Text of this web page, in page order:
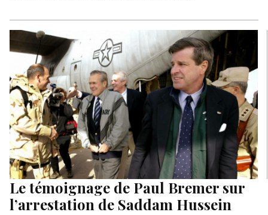
Le témoignage de Paul Bremer sur
l’arrestation de Saddam Hussein